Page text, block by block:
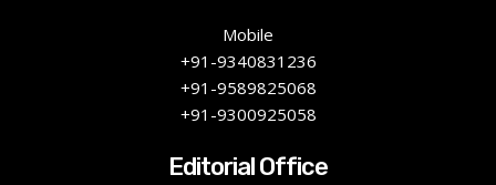
Mobile
+91-9340831236
+91-9589825068
+91-9300925058
Editorial Office